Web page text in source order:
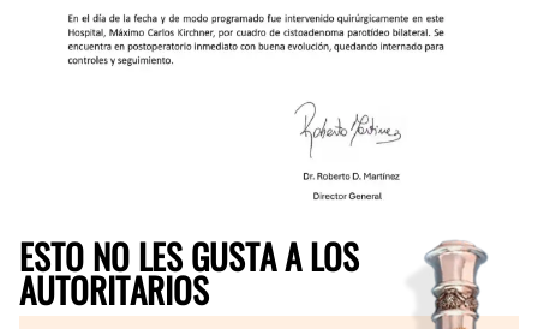
ESTO NO LES GUSTA A LOS
AUTORITARIOS